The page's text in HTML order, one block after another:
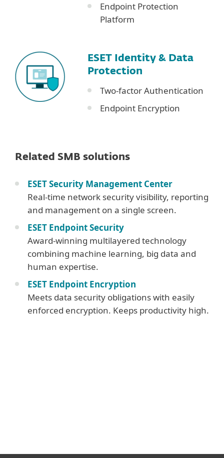
Endpoint Protection
Platform
ESET Identity & Data
Protection
Two-factor Authentication
Endpoint Encryption
Related SMB solutions
ESET Security Management Center
Real-time network security visibility, reporting
and management on a single screen.​​​​​​​
ESET Endpoint Security
Award-winning multilayered technology
combining machine learning, big data and
human expertise.
ESET Endpoint Encryption
Meets data security obligations with easily
enforced encryption. Keeps productivity high.